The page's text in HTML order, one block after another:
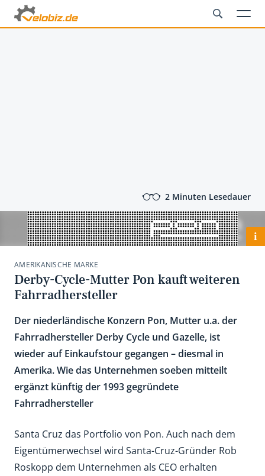
2 Minuten Lesedauer
i
AMERIKANISCHE MARKE
Derby-Cycle-Mutter Pon kauft weiteren
Fahrradhersteller
Der niederländische Konzern Pon, Mutter u.a. der
Fahrradhersteller Derby Cycle und Gazelle, ist
wieder auf Einkaufstour gegangen – diesmal in
Amerika. Wie das Unternehmen soeben mitteilt
ergänzt künftig der 1993 gegründete
Fahrradhersteller
Santa Cruz das Portfolio von Pon. Auch nach dem
Eigentümerwechsel wird Santa-Cruz-Gründer Rob
Roskopp dem Unternehmen als CEO erhalten